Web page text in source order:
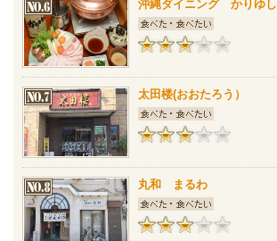
沖縄ダイニング かりゆし
太田楼(おおたろう）
丸和 まるわ